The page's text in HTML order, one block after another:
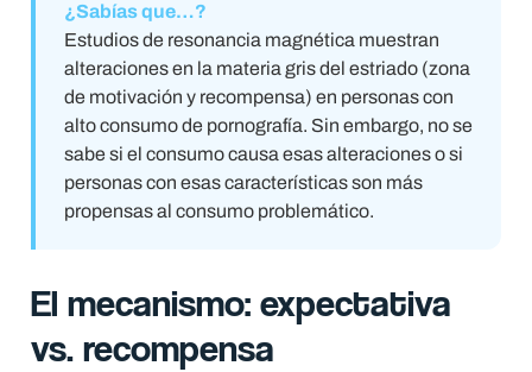
¿Sabías que…?
Estudios de resonancia magnética muestran
alteraciones en la materia gris del estriado (zona
de motivación y recompensa) en personas con
alto consumo de pornografía. Sin embargo, no se
sabe si el consumo causa esas alteraciones o si
personas con esas características son más
propensas al consumo problemático.
El mecanismo: expectativa
vs. recompensa